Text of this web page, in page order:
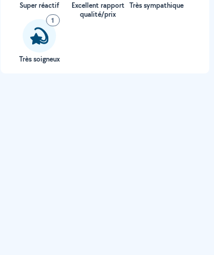
Super réactif
Excellent rapport
qualité/prix
Très sympathique
1
Très soigneux